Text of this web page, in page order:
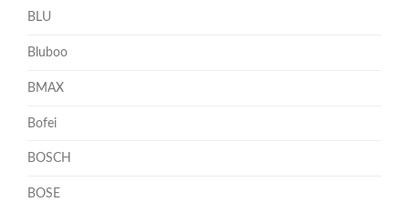
BLU
Bluboo
BMAX
Bofei
BOSCH
BOSE